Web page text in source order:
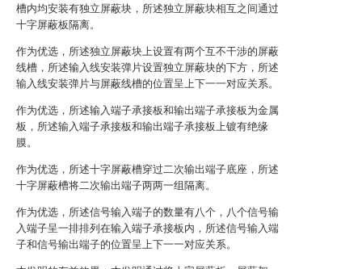
槽内均安装有独立屏蔽块，所述独立屏蔽块相互之间通过
十字屏蔽板隔离。
作为优选，所述独立屏蔽块上设置有两个互不干涉的屏蔽
线槽，所述输入线安装弹片设置独立屏蔽块的下方，所述
输入线安装弹片与屏蔽线槽的位置呈上下一一对应关系。
作为优选，所述输入端子承接板和输出端子承接板为金属
板，所述输入端子承接板和输出端子承接板上镀有绝缘
膜。
作为优选，所述十字屏蔽槽穿过二次输出端子底座，所述
十字屏蔽槽将二次输出端子两两一组隔离。
作为优选，所述信号输入端子的数量有八个，八个信号输
入端子呈一排排列在输入端子承接板内，所述信号输入端
子和信号输出端子的位置呈上下一一对应关系。